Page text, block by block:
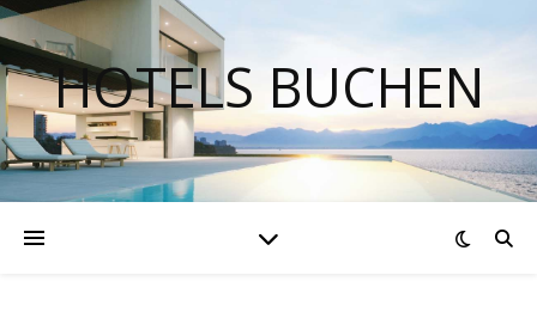
HOTELS BUCHEN